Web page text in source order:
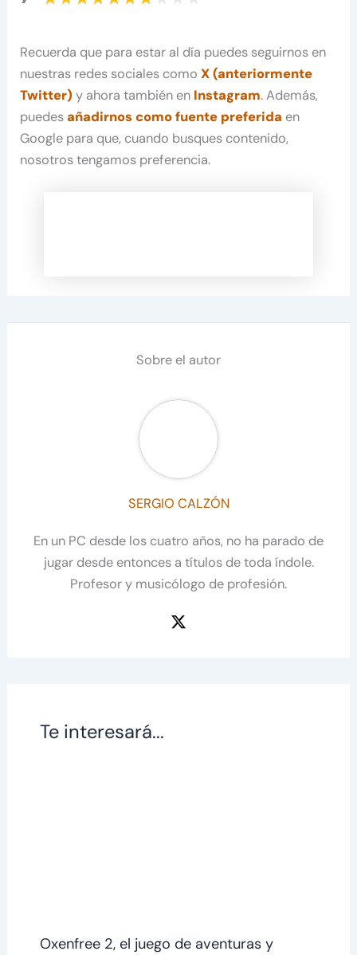
Recuerda que para estar al día puedes seguirnos en
nuestras redes sociales comoX (anteriormente
Twitter) y ahora también en Instagram. Además,
puedesañadirnos como fuente preferida en
Google para que, cuando busques contenido,
nosotros tengamos preferencia.
Sobre el autor
SERGIO CALZÓN
En un PC desde los cuatro años, no ha parado de
jugar desde entonces a títulos de toda índole.
Profesor y musicólogo de profesión.
Te interesará...
Oxenfree 2, el juego de aventuras y